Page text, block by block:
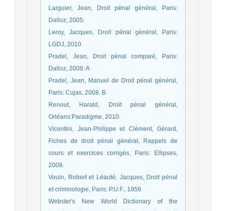
Larguier, Jean, Droit pénal général, Paris:
Dalloz, 2005.
Leroy, Jacques, Droit pénal général, Paris:
LGDJ, 2010.
Pradel, Jean, Droit pénal comparé, Paris:
Dalloz, 2008. A
Pradel, Jean, Manuel de Droit pénal général,
Paris: Cujas, 2008. B
Renout, Harald, Droit pénal général,
Orléans:Paradigme, 2010.
Vicentini, Jean-Philippe et Clément, Gérard,
Fiches de droit pénal général, Rappels de
cours et exercices corrigés, Paris: Ellipses,
2009.
Vouin, Robert et Léauté, Jacques, Droit pénal
et criminologie, Paris: P.U.F., 1956
Webster's New World Dictionary of the